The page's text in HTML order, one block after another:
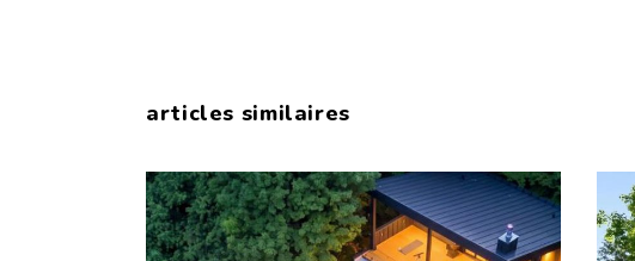
articles similaires